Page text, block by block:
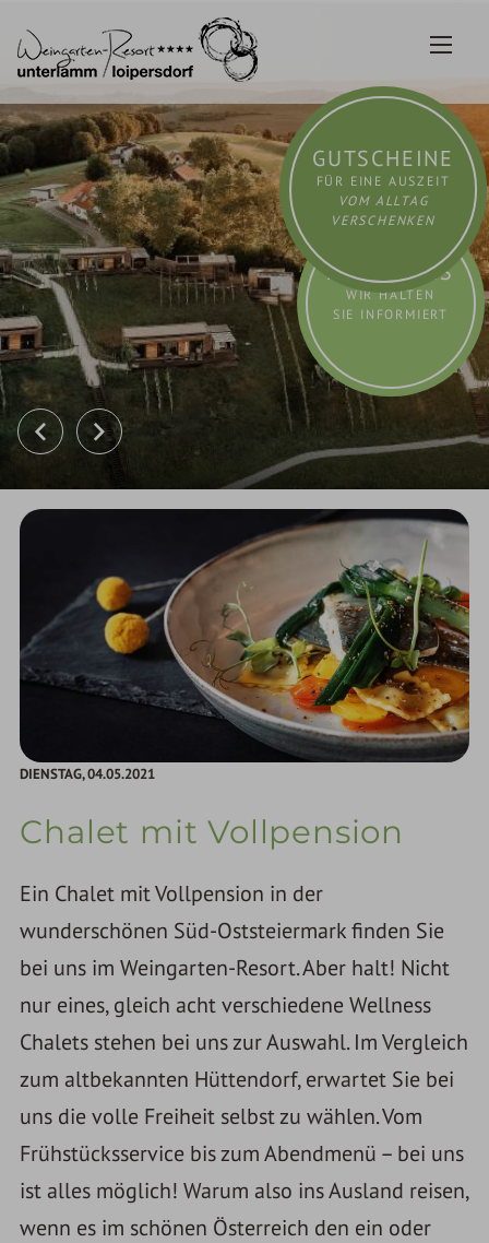
Inhalt
springen
GUTSCHEINE
FÜR EINE AUSZEIT
VOM ALLTAG
VERSCHENKEN
AKTUELLES
WIR HALTEN
SIE INFORMIERT
DIENSTAG,04.05.2021
Chalet mit Vollpension
Ein Chalet mit Vollpension in der
wunderschönen Süd-Oststeiermark finden Sie
bei uns im Weingarten-Resort. Aber halt! Nicht
nur eines, gleich acht verschiedene Wellness
Chalets stehen bei uns zur Auswahl. Im Vergleich
zum altbekannten Hüttendorf, erwartet Sie bei
uns die volle Freiheit selbst zu wählen. Vom
Frühstücksservice bis zum Abendmenü – bei uns
ist alles möglich! Warum also ins Ausland reisen,
wenn es im schönen Österreich den ein oder